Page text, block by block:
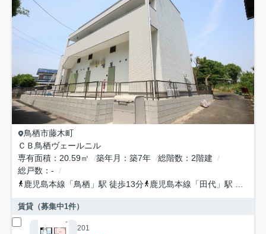
鳥栖市藤木町
ＣＢ鳥栖ヴェールニル
専有面積
20.59㎡ 築年月 築7年 総階数
2階建
総戸数
-
鹿児島本線 「鳥栖 」駅 徒歩13分 鹿児島本線 「 田代 」駅 徒歩27分
賃貸（募集中1件）
201